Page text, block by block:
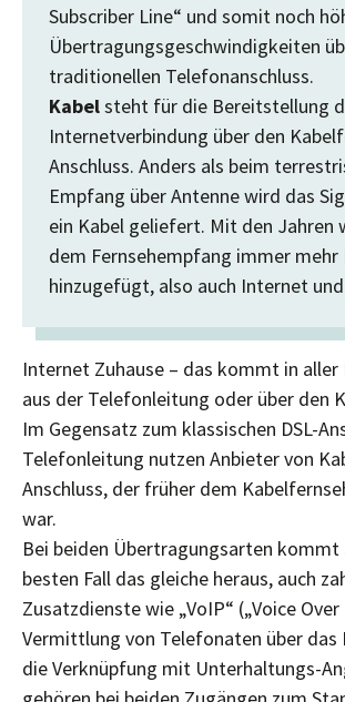
Subscriber Line“ und somit noch
Übertragungsgeschwindigkeiten
traditionellen Telefonanschluss.
Kabelsteht für die Bereitstellung
Internetverbindung über den
Anschluss. Anders als beim
Empfang über Antenne wird das
ein Kabel geliefert. Mit den Jahren
dem Fernsehempfang immer mehr
hinzugefügt, also auch Internet
Internet Zuhause – das kommt in
aus der Telefonleitung oder über den
Im Gegensatz zum klassischen DSL-
Telefonleitung nutzen Anbieter von
Anschluss, der früher dem
war.
Bei beiden Übertragungsarten kommt
besten Fall das gleiche heraus, auch
Zusatzdienste wie „VoIP“ („Voice
Vermittlung von Telefonaten über das
die Verknüpfung mit Unterhaltungs-